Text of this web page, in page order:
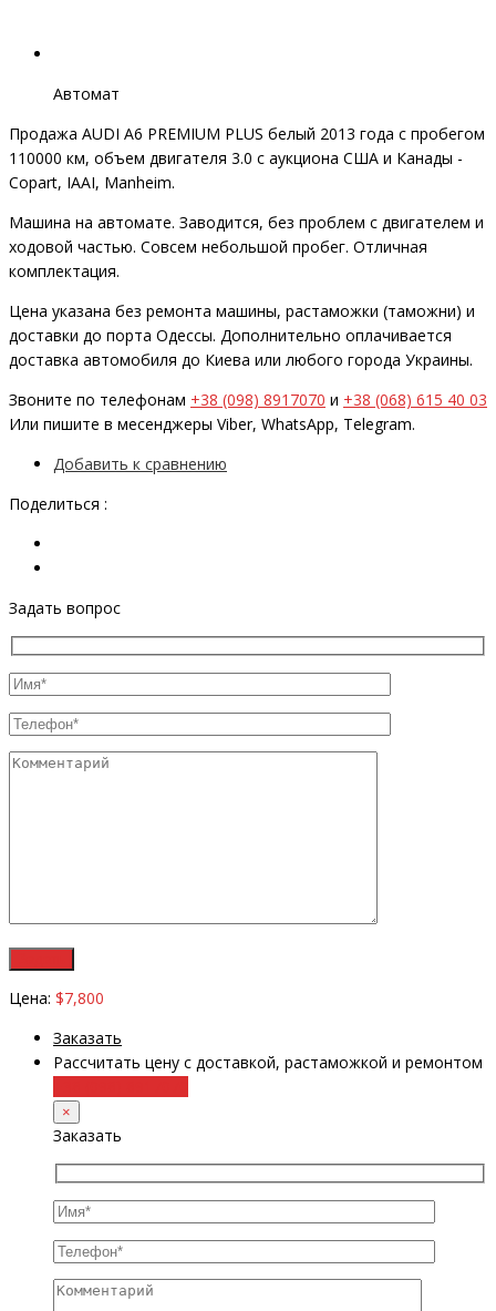
Автомат
Продажа AUDI A6 PREMIUM PLUS белый 2013 года с пробегом
110000 км, объем двигателя 3.0 с аукциона США и Канады -
Copart, IAAI, Manheim.
Машина на автомате. Заводится, без проблем с двигателем и
ходовой частью. Совсем небольшой пробег. Отличная
комплектация.
Цена указана без ремонта машины, растаможки (таможни) и
доставки до порта Одессы. Дополнительно оплачивается
доставка автомобиля до Киева или любого города Украины.
Звоните по телефонам +38 (098) 8917070 и +38 (068) 615 40 03
Или пишите в месенджеры Viber, WhatsApp, Telegram.
Добавить к сравнению
Поделиться :
Задать вопрос
Цена: $7,800
Заказать
Рассчитать цену с доставкой, растаможкой и ремонтом
×
Заказать